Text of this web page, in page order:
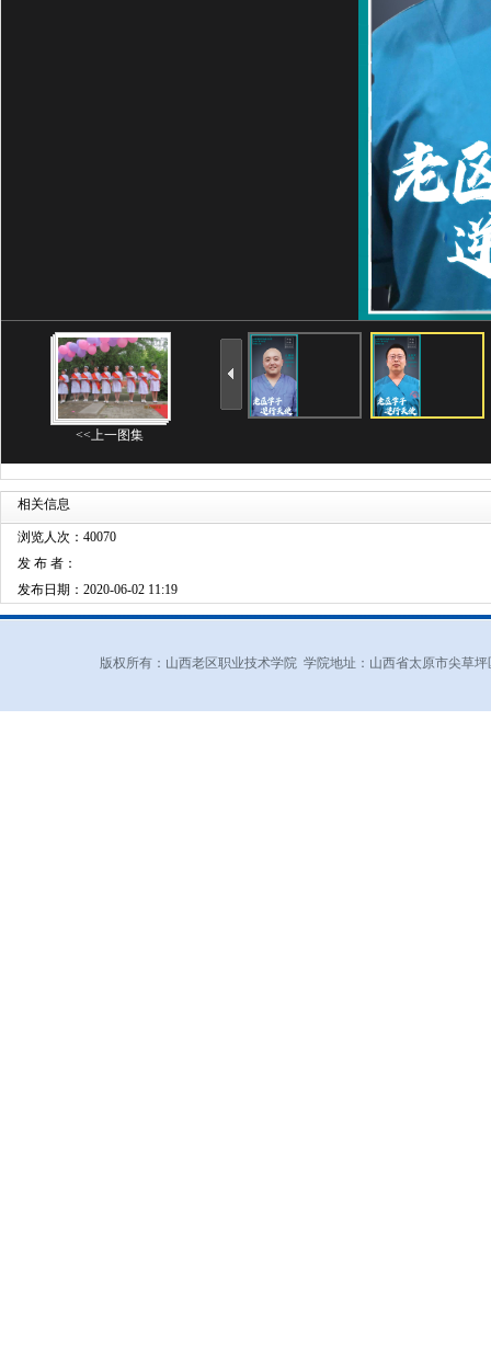
<<上一图集
相关信息
浏览人次：40070
发 布 者：
发布日期：2020-06-02 11:19
版权所有：山西老区职业技术学院 学院地址：山西省太原市尖草